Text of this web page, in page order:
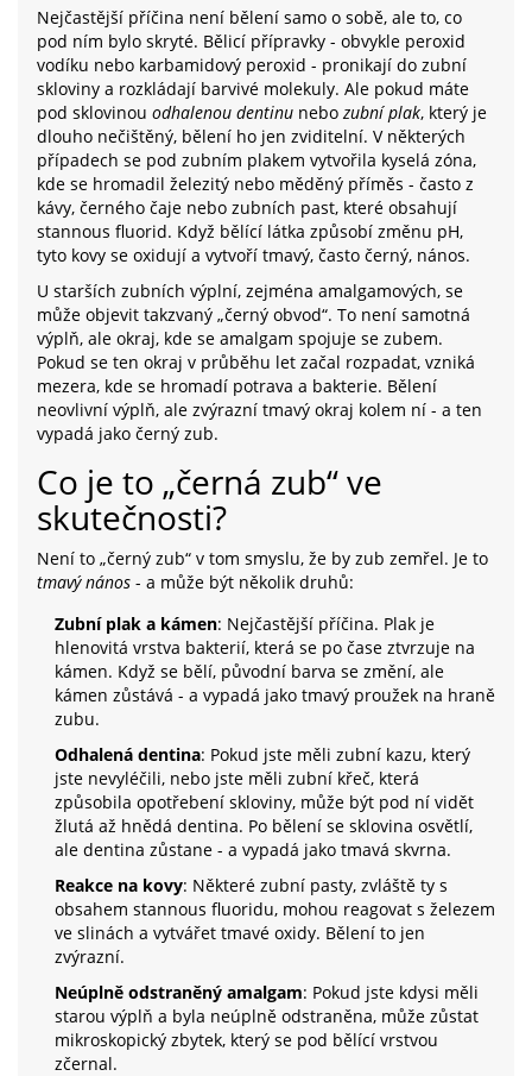
Nejčastější příčina není bělení samo o sobě, ale to, co
pod ním bylo skryté. Bělicí přípravky - obvykle peroxid
vodíku nebo karbamidový peroxid - pronikají do zubní
skloviny a rozkládají barvivé molekuly. Ale pokud máte
pod sklovinou odhalenou dentinu nebozubní plak, který je
dlouho nečištěný, bělení ho jen zviditelní. V některých
případech se pod zubním plakem vytvořila kyselá zóna,
kde se hromadil železitý nebo měděný příměs - často z
kávy, černého čaje nebo zubních past, které obsahují
stannous fluorid. Když bělící látka způsobí změnu pH,
tyto kovy se oxidují a vytvoří tmavý, často černý, nános.
U starších zubních výplní, zejména amalgamových, se
může objevit takzvaný „černý obvod“. To není samotná
výplň, ale okraj, kde se amalgam spojuje se zubem.
Pokud se ten okraj v průběhu let začal rozpadat, vzniká
mezera, kde se hromadí potrava a bakterie. Bělení
neovlivní výplň, ale zvýrazní tmavý okraj kolem ní - a ten
vypadá jako černý zub.
Co je to „černá zub“ ve
skutečnosti?
Není to „černý zub“ v tom smyslu, že by zub zemřel. Je to
tmavý nános - a může být několik druhů:
Zubní plak a kámen: Nejčastější příčina. Plak je
hlenovitá vrstva bakterií, která se po čase ztvrzuje na
kámen. Když se bělí, původní barva se změní, ale
kámen zůstává - a vypadá jako tmavý proužek na hraně
zubu.
Odhalená dentina: Pokud jste měli zubní kazu, který
jste nevyléčili, nebo jste měli zubní křeč, která
způsobila opotřebení skloviny, může být pod ní vidět
žlutá až hnědá dentina. Po bělení se sklovina osvětlí,
ale dentina zůstane - a vypadá jako tmavá skvrna.
Reakce na kovy: Některé zubní pasty, zvláště ty s
obsahem stannous fluoridu, mohou reagovat s železem
ve slinách a vytvářet tmavé oxidy. Bělení to jen
zvýrazní.
Neúplně odstraněný amalgam: Pokud jste kdysi měli
starou výplň a byla neúplně odstraněna, může zůstat
mikroskopický zbytek, který se pod bělící vrstvou
zčernal.